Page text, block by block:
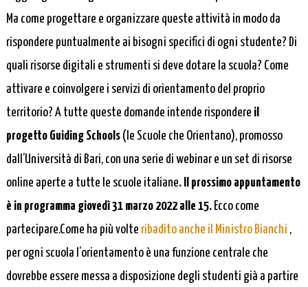
Ma come progettare e organizzare queste attività in modo da
rispondere puntualmente ai bisogni specifici di ogni studente? Di
quali risorse digitali e strumenti si deve dotare la scuola? Come
attivare e coinvolgere i servizi di orientamento del proprio
territorio? A tutte queste domande intende rispondere il
progetto Guiding Schools(le Scuole che Orientano), promosso
dall’Università di Bari, con una serie di webinar e un set di risorse
online aperte a tutte le scuole italiane. Il prossimo appuntamento
è in programma giovedì 31 marzo 2022 alle 15.Ecco come
partecipare.Come ha più volte ribadito anche il Ministro Bianchi ,
per ogni scuola l’orientamento è una funzione centrale che
dovrebbe essere messa a disposizione degli studenti già a partire